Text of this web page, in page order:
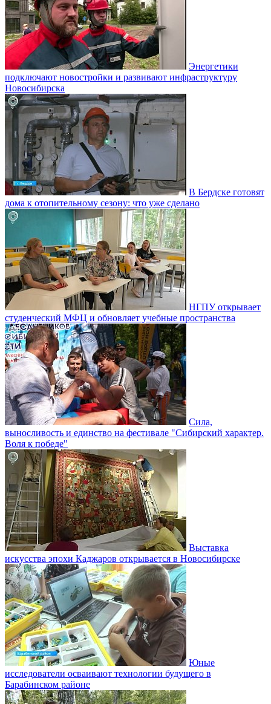
Энергетики
подключают новостройки и развивают инфраструктуру
Новосибирска
В Бердске готовят
дома к отопительному сезону: что уже сделано
НГПУ открывает
студенческий МФЦ и обновляет учебные пространства
Сила,
выносливость и единство на фестивале "Сибирский характер.
Воля к победе"
Выставка
искусства эпохи Каджаров открывается в Новосибирске
Юные
исследователи осваивают технологии будущего в
Барабинском районе